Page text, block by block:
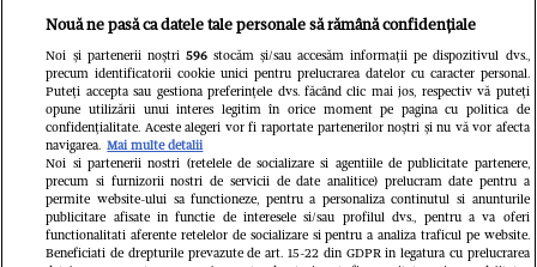
afectează și pe el!”
Nouă ne pasă ca datele tale personale să rămână confidențiale
Noi și partenerii noștri 596stocăm și/sau accesăm informații pe dispozitivul dvs.,
precum identificatorii cookie unici pentru prelucrarea datelor cu caracter personal.
Puteți accepta sau gestiona preferințele dvs. făcând clic mai jos, respectiv vă puteți
opune utilizării unui interes legitim în orice moment pe pagina cu politica de
confidențialitate. Aceste alegeri vor fi raportate partenerilor noștri și nu vă vor afecta
navigarea. Mai multe detalii
Noi si partenerii nostri (retelele de socializare si agentiile de publicitate partenere,
precum si furnizorii nostri de servicii de date analitice) prelucram date pentru a
permite website-ului sa functioneze, pentru a personaliza continutul si anunturile
publicitare afisate in functie de interesele si/sau profilul dvs., pentru a va oferi
functionalitati aferente retelelor de socializare si pentru a analiza traficul pe website.
Beneficiati de drepturile prevazute de art. 15-22 din GDPR in legatura cu prelucrarea